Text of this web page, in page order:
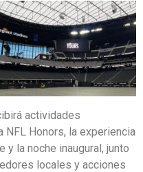
actividades
Honors, la experiencia
y la noche inaugural, junto
locales y acciones